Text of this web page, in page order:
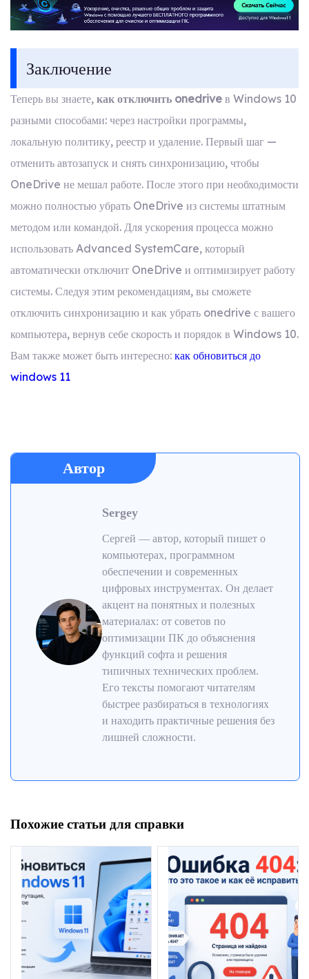
Заключение
Теперь вы знаете, как отключить onedrive в Windows 10
разными способами: через настройки программы,
локальную политику, реестр и удаление. Первый шаг —
отменить автозапуск и снять синхронизацию, чтобы
OneDrive не мешал работе. После этого при необходимости
можно полностью убрать OneDrive из системы штатным
методом или командой. Для ускорения процесса можно
использовать Advanced SystemCare, который
автоматически отключит OneDrive и оптимизирует работу
системы. Следуя этим рекомендациям, вы сможете
отключить синхронизацию и как убрать onedrive с вашего
компьютера, вернув себе скорость и порядок в Windows 10.
Вам также может быть интересно: как обновиться до
windows 11
Автор
Sergey
Сергей — автор, который пишет о
компьютерах, программном
обеспечении и современных
цифровых инструментах. Он делает
акцент на понятных и полезных
материалах: от советов по
оптимизации ПК до объяснения
функций софта и решения
типичных технических проблем.
Его тексты помогают читателям
быстрее разбираться в технологиях
и находить практичные решения без
лишней сложности.
Похожие статьи для справки